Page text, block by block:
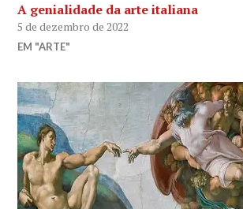
A genialidade da arte italiana
5 de dezembro de 2022
EM "ARTE"